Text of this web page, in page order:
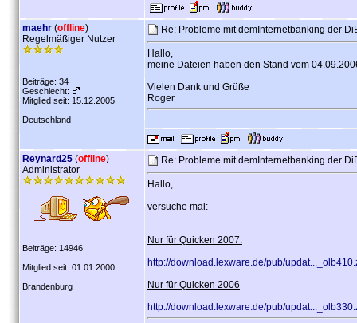
maehr (offline)
Regelmäßiger Nutzer
Beiträge: 34
Geschlecht:
Mitglied seit: 15.12.2005
Deutschland
Re: Probleme mit demInternetbanking der
Hallo,
meine Dateien haben den Stand vom
Vielen Dank und Grüße
Roger
Reynard25 (offline)
Administrator
Beiträge: 14946
Mitglied seit: 01.01.2000
Brandenburg
Re: Probleme mit demInternetbanking der
Hallo,
versuche mal:
Nur für Quicken 2007:
http://download.lexware.de/pub/
Nur für Quicken 2006
http://download.lexware.de/pub/